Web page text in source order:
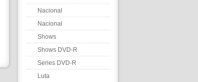
Nacional
Nacional
Shows
Shows DVD-R
Series DVD-R
Luta